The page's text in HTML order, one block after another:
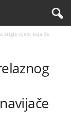
stigla vijest koja će